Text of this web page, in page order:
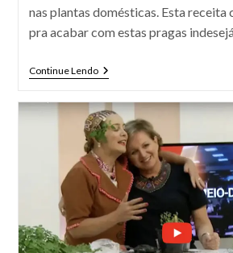
nas plantas domésticas. Esta receita
pra acabar com estas pragas
Continue LendoComo
Acabar
O
Pulgão
E
A
Cochonilha
Na
Planta